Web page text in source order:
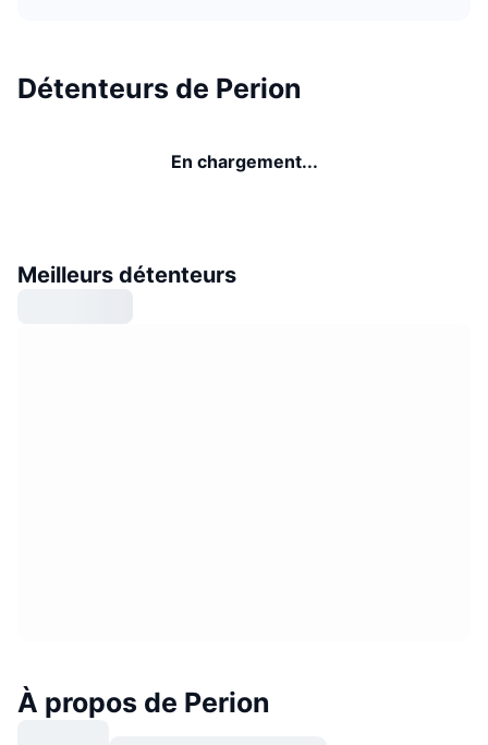
Détenteurs de Perion
En chargement...
Meilleurs détenteurs
À propos de Perion